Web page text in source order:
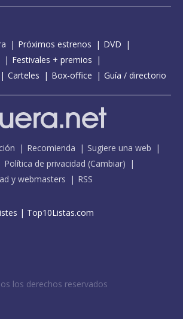
Próximos estrenos
DVD
Festivales + premios
Carteles Box-office Guía / directorio
Recomienda
Sugiere una web
Política de privacidad (Cambiar)
y webmasters RSS
| Top10Listas.com
los derechos reservados